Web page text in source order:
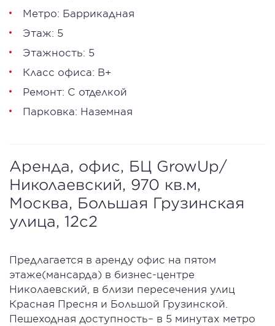
Метро: Баррикадная
Этаж: 5
Этажность: 5
Класс офиса: В+
Ремонт: С отделкой
Парковка: Наземная
Аренда, офис, БЦ GrowUp/
Николаевский, 970 кв.м,
Москва, Большая Грузинская
улица, 12с2
Предлагается в аренду офис на пятом
этаже(мансарда) в бизнес-центре
Николаевский, в близи пересечения улиц
Красная Пресня и Большой Грузинской.
Пешеходная доступность– в 5 минутах метро